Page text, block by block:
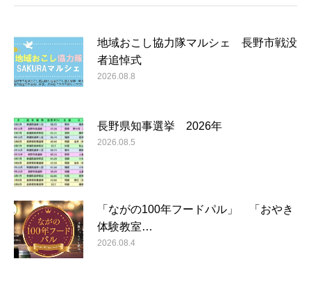
地域おこし協力隊マルシェ 長野市戦没
者追悼式
2026.08.8
長野県知事選挙 2026年
2026.08.5
「ながの100年フードパル」 「おやき
体験教室…
2026.08.4